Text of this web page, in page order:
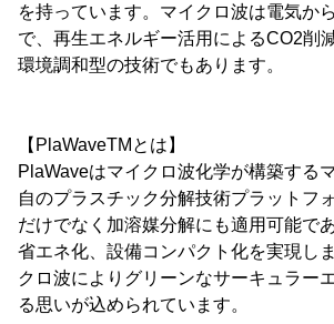
を持っています。マイクロ波は電気か
で、再生エネルギー活用によるCO2削
環境調和型の技術でもあります。
【PlaWaveTMとは】
PlaWaveはマイクロ波化学が構築する
自のプラスチック分解技術プラットフ
だけでなく加溶媒分解にも適用可能で
省エネ化、設備コンパクト化を実現し
クロ波によりグリーンなサーキュラー
る思いが込められています。